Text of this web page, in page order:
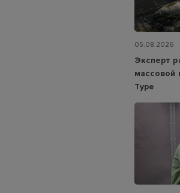
05.08.2026
Эксперт
массовой
Туре